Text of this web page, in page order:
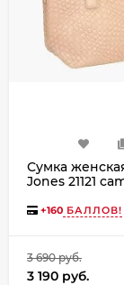
Сумка
Jones 21121
+160 БАЛЛОВ!
3 690 руб.
3 190 руб.